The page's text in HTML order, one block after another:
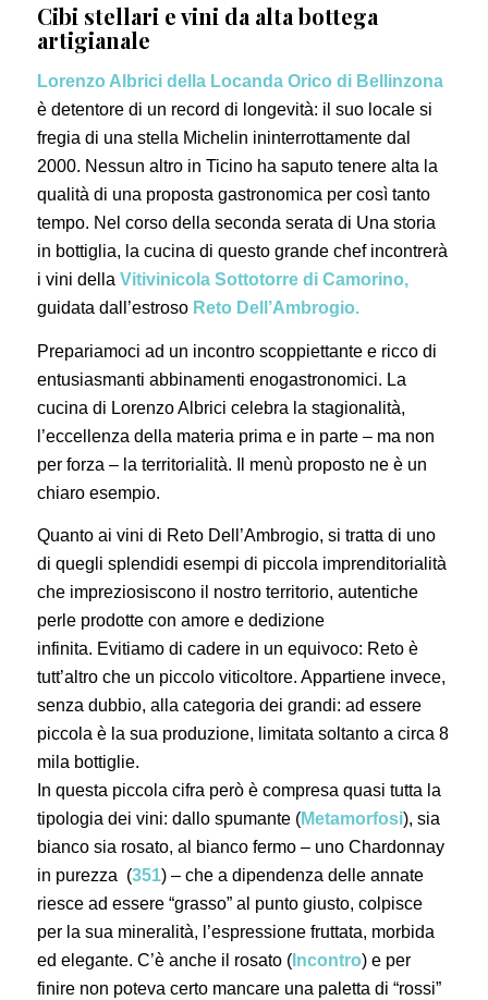
Cibi stellari e vini da alta bottega
artigianale
Lorenzo Albrici della Locanda Orico di Bellinzona
è detentore di un record di longevità: il suo locale si
fregia di una stella Michelin ininterrottamente dal
2000. Nessun altro in Ticino ha saputo tenere alta la
qualità di una proposta gastronomica per così tanto
tempo. Nel corso della seconda serata di Una storia
in bottiglia, la cucina di questo grande chef incontrerà
i vini della Vitivinicola Sottotorre di Camorino,
guidata dall’estroso Reto Dell’Ambrogio.
Prepariamoci ad un incontro scoppiettante e ricco di
entusiasmanti abbinamenti enogastronomici. La
cucina di Lorenzo Albrici celebra la stagionalità,
l’eccellenza della materia prima e in parte – ma non
per forza – la territorialità. Il menù proposto ne è un
chiaro esempio.
Quanto ai vini di Reto Dell’Ambrogio, si tratta di uno
di quegli splendidi esempi di piccola imprenditorialità
che impreziosiscono il nostro territorio, autentiche
perle prodotte con amore e dedizione
infinita. Evitiamo di cadere in un equivoco: Reto è
tutt’altro che un piccolo viticoltore. Appartiene invece,
senza dubbio, alla categoria dei grandi: ad essere
piccola è la sua produzione, limitata soltanto a circa 8
mila bottiglie.
In questa piccola cifra però è compresa quasi tutta la
tipologia dei vini: dallo spumante (Metamorfosi), sia
bianco sia rosato, al bianco fermo – uno Chardonnay
in purezza (351) – che a dipendenza delle annate
riesce ad essere “grasso” al punto giusto, colpisce
per la sua mineralità, l’espressione fruttata, morbida
ed elegante. C’è anche il rosato (Incontro) e per
finire non poteva certo mancare una paletta di “rossi”